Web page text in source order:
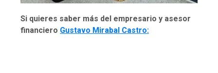
Si quieres saber más del empresario y asesor
financiero Gustavo Mirabal Castro: